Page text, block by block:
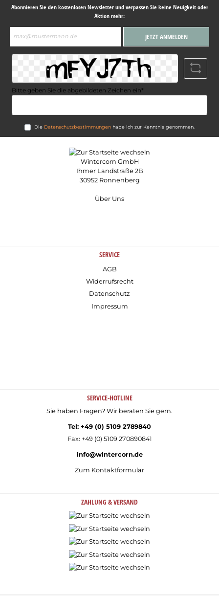
Abonnieren Sie den kostenlosen Newsletter und verpassen Sie keine Neuigkeit oder
Aktion mehr:
Mail-
Adresse*
JETZT ANMELDEN
Bitte geben Sie die abgebildeten Zeichen ein*
Die Datenschutzbestimmungenhabe ich zur Kenntnis genommen.
Wintercorn GmbH
Ihmer Landstraße 2B
30952 Ronnenberg
Über Uns
SERVICE
AGB
Widerrufsrecht
Datenschutz
Impressum
SERVICE-HOTLINE
Sie haben Fragen? Wir beraten Sie gern.
Tel: +49 (0) 5109 2789840
Fax: +49 (0) 5109 270890841
info@wintercorn.de
Zum Kontaktformular
ZAHLUNG & VERSAND